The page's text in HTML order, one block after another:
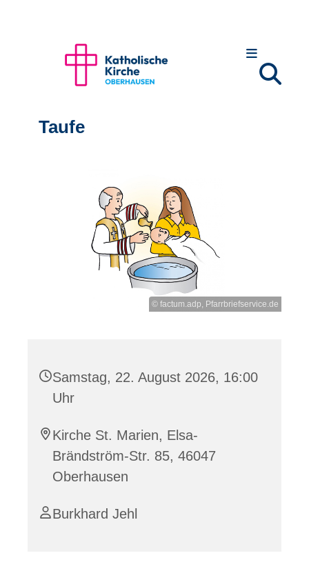
Taufe
© factum.adp, Pfarrbriefservice.de
Samstag, 22. August 2026, 16:00
Uhr
Kirche St. Marien, Elsa-
Brändström-Str. 85, 46047
Oberhausen
Burkhard Jehl